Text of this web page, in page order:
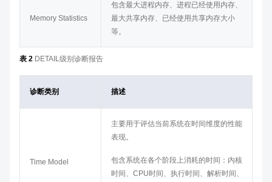
Memory Statistics
包含最大进程内存、进程已经使用内存、
最大共享内存、已经使用共享内存大小
等。
表 2 DETAIL级别诊断报告
诊断类别 描述
Time Model
主要用于评估当前系统在时间维度的性能
表现。
包含系统在各个阶段上消耗的时间：内核
时间、CPU时间、执行时间、解析时间、